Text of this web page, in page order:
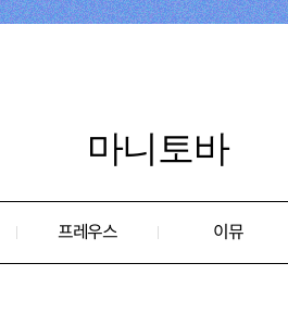
마니토바
프레우스 이뮤